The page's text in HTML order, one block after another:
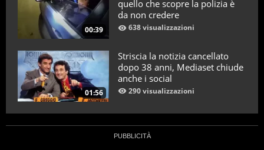
00:39
quello che scopre la polizia è
da non credere
638 visualizzazioni
01:56
Striscia la notizia cancellato
dopo 38 anni, Mediaset chiude
anche i social
290 visualizzazioni